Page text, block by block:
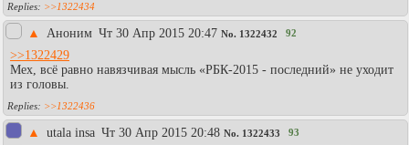
>>1322434
▲ Аноним Чт 30 Апр 2015 20:47 No. 1322432 92
>>1322429
Мех, всё равно навязчивая мысль «РБК-2015 - последний» не уходит
из головы.
>>1322436
▲ utala insa Чт 30 Апр 2015 20:48 No. 1322433 93